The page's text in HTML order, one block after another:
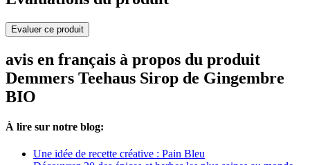
Evaluer ce produit
avis en français à propos du produit
Demmers Teehaus Sirop de Gingembre
BIO
À lire sur notre blog:
Une idée de recette créative : Pain Bleu